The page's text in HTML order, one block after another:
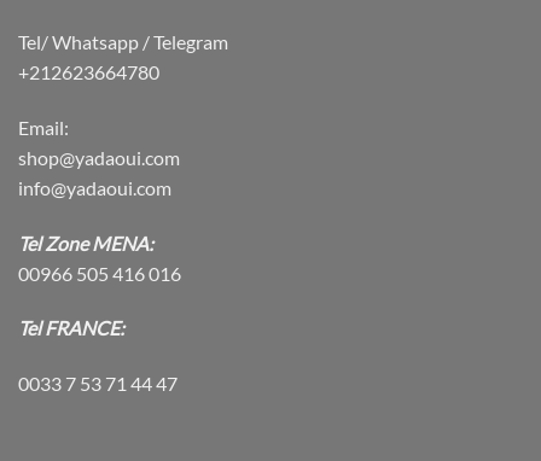
Tel/ Whatsapp / Telegram
+212623664780
Email:
shop@yadaoui.com
info@yadaoui.com
Tel Zone MENA:
00966 505 416 016
Tel FRANCE:
0033 7 53 71 44 47